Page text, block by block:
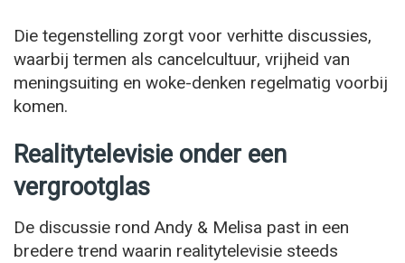
Die tegenstelling zorgt voor verhitte discussies,
waarbij termen als cancelcultuur, vrijheid van
meningsuiting en woke-denken regelmatig voorbij
komen.
Realitytelevisie onder een
vergrootglas
De discussie rond Andy & Melisa past in een
bredere trend waarin realitytelevisie steeds